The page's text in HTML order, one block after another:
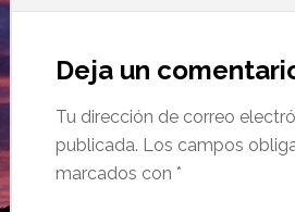
Deja un
Tu dirección de correo
publicada. Los campos
marcados con *